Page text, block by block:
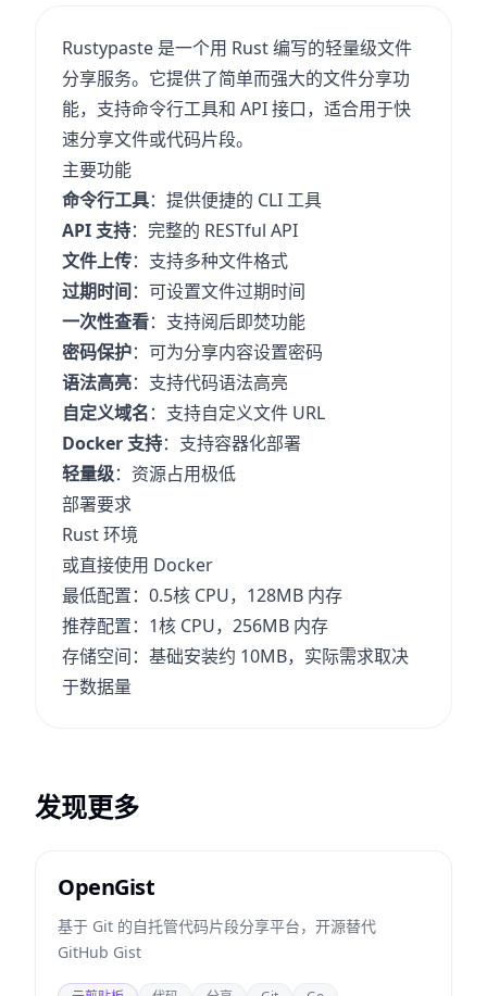
Rustypaste 是一个用 Rust 编写的轻量级文件
分享服务。它提供了简单而强大的文件分享功
能，支持命令行工具和 API 接口，适合用于快
速分享文件或代码片段。
主要功能
命令行工具：提供便捷的 CLI 工具
API 支持：完整的 RESTful API
文件上传：支持多种文件格式
过期时间：可设置文件过期时间
一次性查看：支持阅后即焚功能
密码保护：可为分享内容设置密码
语法高亮：支持代码语法高亮
自定义域名：支持自定义文件 URL
Docker 支持：支持容器化部署
轻量级：资源占用极低
部署要求
Rust 环境
或直接使用 Docker
最低配置：0.5核 CPU，128MB 内存
推荐配置：1核 CPU，256MB 内存
存储空间：基础安装约 10MB，实际需求取决
于数据量
发现更多
OpenGist
基于 Git 的自托管代码片段分享平台，开源替代
GitHub Gist